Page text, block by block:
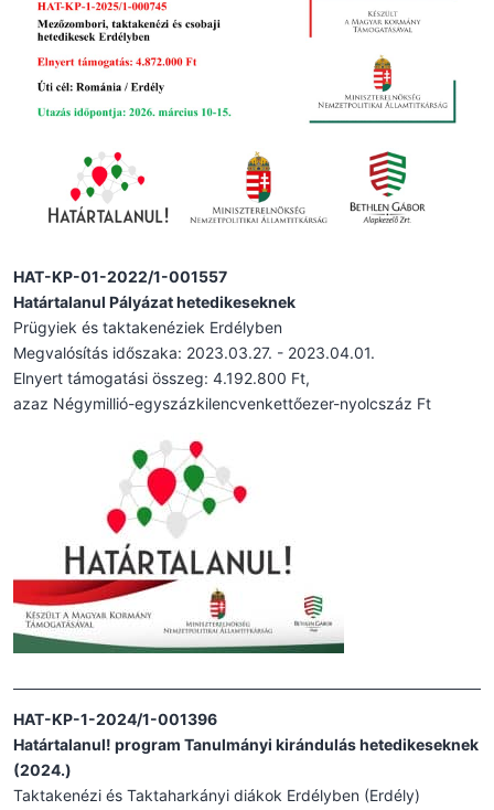
HAT-KP-01-2022/1-001557
Határtalanul Pályázat hetedikeseknek
Prügyiek és taktakenéziek Erdélyben
Megvalósítás időszaka: 2023.03.27. - 2023.04.01.
Elnyert támogatási összeg: 4.192.800 Ft,
azaz Négymillió-egyszázkilencvenkettőezer-nyolcszáz Ft
HAT-KP-1-2024/1-001396
Határtalanul! program Tanulmányi kirándulás hetedikeseknek
(2024.)
Taktakenézi és Taktaharkányi diákok Erdélyben (Erdély)